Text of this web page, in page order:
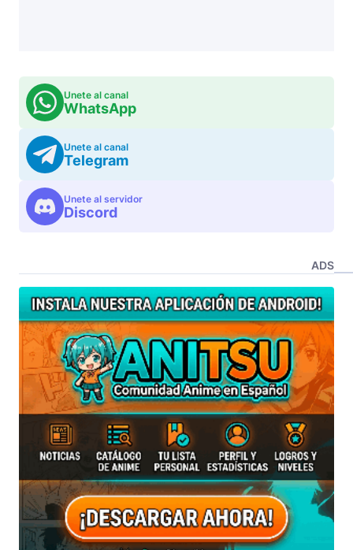
Unete al canal
WhatsApp
Unete al canal
Telegram
Unete al servidor
Discord
ADS